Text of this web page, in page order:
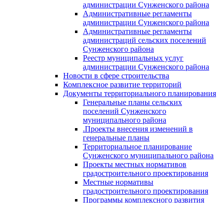
администрации Сунженского района
Административные регламенты
администрации Сунженского района
Административные регламенты
администраций сельских поселений
Сунженского района
Реестр муниципальных услуг
администрации Сунженского района
Новости в сфере строительства
Комплексное развитие территорий
Документы территориального планирования
Генеральные планы сельских
поселений Сунженского
муниципального района
.Проекты внесения изменений в
генеральные планы
Территориальное планирование
Сунженского муниципального района
Проекты местных нормативов
градостроительного проектирования
Местные нормативы
градостроительного проектирования
Программы комплексного развития